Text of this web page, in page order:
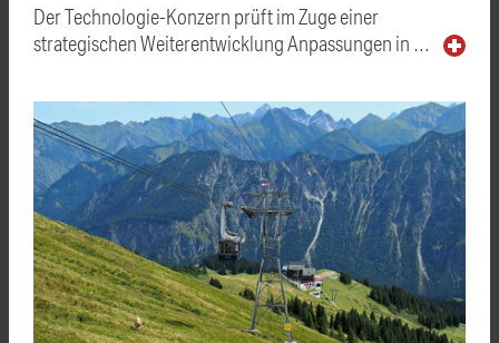
Der Technologie-Konzern prüft im Zuge einer
strategischen Weiterentwicklung Anpassungen in …